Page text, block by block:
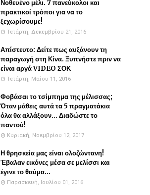
Νοθευένο μέλι. 7 πανεύκολοι και
πρακτικοί τρόποι για να το
ξεχωρίσουμε!
Τετάρτη, Δεκεμβρίου 21, 2016
Απίστευτο: Δείτε πως αυξάνουν τη
παραγωγή στη Κίνα. Ξυπνήστε πριν να
είναι αργά VIDEO ΣΟΚ
Τετάρτη, Μαΐου 11, 2016
Φοβάσαι το τσίμπημα της μέλισσας;
Όταν μάθεις αυτά τα 5 πραγματάκια
όλα θα αλλάξουν... Διαδώστε το
παντού!
Κυριακή, Νοεμβρίου 12, 2017
Η θρησκεία μας είναι ολοζώντανη!
Έβαλαν εικόνες μέσα σε μελίσσι και
έγινε το θαύμα...
Παρασκευή, Ιουλίου 01, 2016